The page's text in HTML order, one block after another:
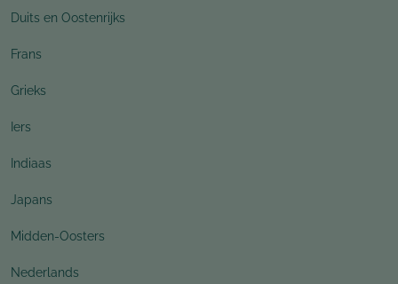
Duits en Oostenrijks
Frans
Grieks
Iers
Indiaas
Japans
Midden-Oosters
Nederlands